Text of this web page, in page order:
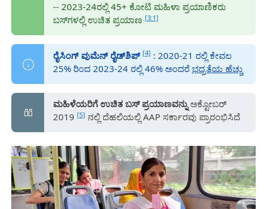
-- 2023-24ರಲ್ಲಿ 45+ ಕೋಟಿ ಮಹಿಳಾ ಪ್ರಯಾಣಿಕರು
ಬಸ್‌ಗಳಲ್ಲಿ ಉಚಿತ ಪ್ರಯಾಣ[3:1]
ರೈಸಿಂಗ್ ವುಮೆನ್ ರೈಡ್‌ಶಿಪ್ [4] : 2020-21 ರಲ್ಲಿ ಕೇವಲ
25% ರಿಂದ 2023-24 ರಲ್ಲಿ 46% ಅಂದರೆ ಭದ್ರತೆಯ ಹೆಚ್ಚು
ಮಹಿಳೆಯರಿಗೆ ಉಚಿತ ಬಸ್ ಪ್ರಯಾಣವನ್ನುಅಕ್ಟೋಬರ್
2019[5] ನಲ್ಲಿ ದೆಹಲಿಯಲ್ಲಿ AAP ಸರ್ಕಾರವು ಪ್ರಾರಂಭಿಸಿದೆ